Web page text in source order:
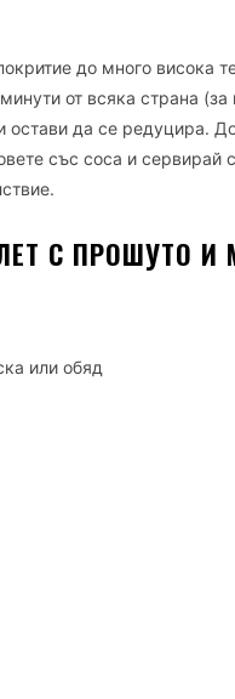
до много висока
от всяка страна
остави да се редуцира.
със соса и
С ПРОШУТО И
или обяд